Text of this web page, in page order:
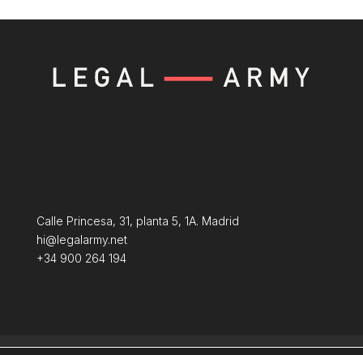
Calle Princesa, 31, planta 5, 1A. Madrid
hi@legalarmy.net
+34 900 264 194